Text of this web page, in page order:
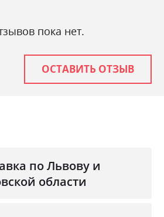
пока нет.
ОСТАВИТЬ ОТЗЫВ
по Львову и
области